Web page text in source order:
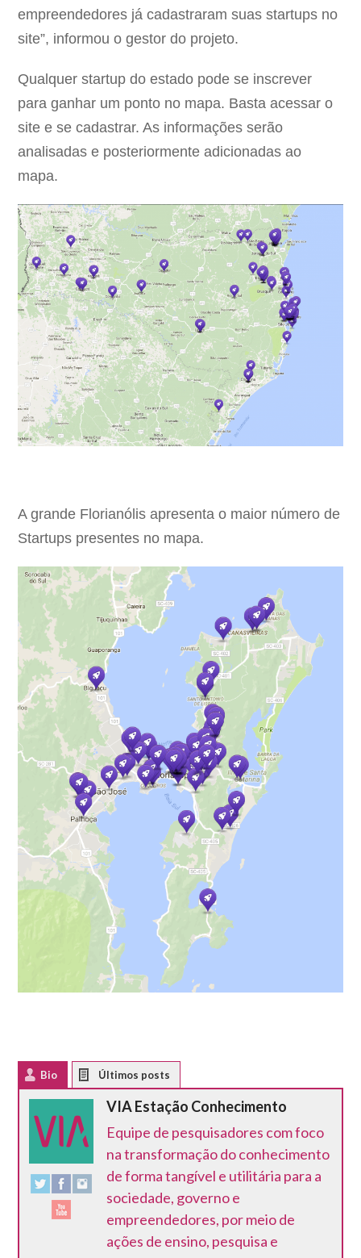
empreendedores já cadastraram suas startups no
site”, informou o gestor do projeto.
Qualquer startup do estado pode se inscrever
para ganhar um ponto no mapa. Basta acessar o
site e se cadastrar. As informações serão
analisadas e posteriormente adicionadas ao
mapa.
A grande Florianólis apresenta o maior número de
Startups presentes no mapa.
Bio
VIA Estação Conhecimento
Equipe de pesquisadores com foco
na transformação do conhecimento
de forma tangível e utilitária para a
sociedade, governo e
empreendedores, por meio de
ações de ensino, pesquisa e